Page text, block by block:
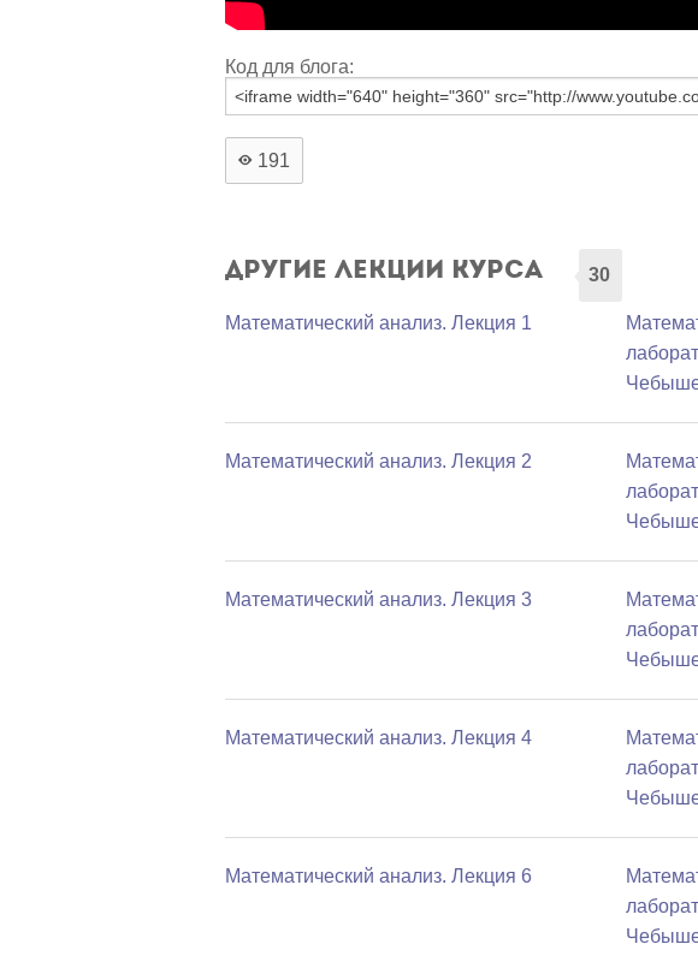
Код для блога:
191
Другие лекции курса 30
Математический анализ. Лекция 1
Математический анализ. Лекция 2
Математический анализ. Лекция 3
Математический анализ. Лекция 4
Математический анализ. Лекция 6